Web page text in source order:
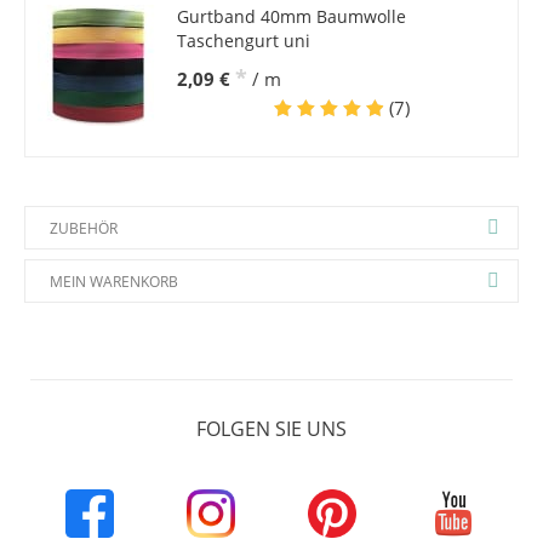
Gurtband 40mm Baumwolle
Taschengurt uni
2,09 € * / m
(7)
ZUBEHÖR
MEIN WARENKORB
FOLGEN SIE UNS